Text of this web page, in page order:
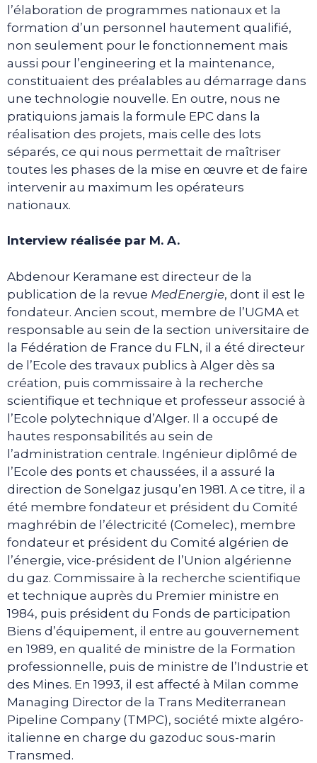
l’élaboration de programmes nationaux et la
formation d’un personnel hautement qualifié,
non seulement pour le fonctionnement mais
aussi pour l’engineering et la maintenance,
constituaient des préalables au démarrage dans
une technologie nouvelle. En outre, nous ne
pratiquions jamais la formule EPC dans la
réalisation des projets, mais celle des lots
séparés, ce qui nous permettait de maîtriser
toutes les phases de la mise en œuvre et de faire
intervenir au maximum les opérateurs
nationaux.
Interview réalisée par M. A.
Abdenour Keramane est directeur de la
publication de la revue MedEnergie, dont il est le
fondateur. Ancien scout, membre de l’UGMA et
responsable au sein de la section universitaire de
la Fédération de France du FLN, il a été directeur
de l’Ecole des travaux publics à Alger dès sa
création, puis commissaire à la recherche
scientifique et technique et professeur associé à
l’Ecole polytechnique d’Alger. Il a occupé de
hautes responsabilités au sein de
l’administration centrale. Ingénieur diplômé de
l’Ecole des ponts et chaussées, il a assuré la
direction de Sonelgaz jusqu’en 1981. A ce titre, il a
été membre fondateur et président du Comité
maghrébin de l’électricité (Comelec), membre
fondateur et président du Comité algérien de
l’énergie, vice-président de l’Union algérienne
du gaz. Commissaire à la recherche scientifique
et technique auprès du Premier ministre en
1984, puis président du Fonds de participation
Biens d’équipement, il entre au gouvernement
en 1989, en qualité de ministre de la Formation
professionnelle, puis de ministre de l’Industrie et
des Mines. En 1993, il est affecté à Milan comme
Managing Director de la Trans Mediterranean
Pipeline Company (TMPC), société mixte algéro-
italienne en charge du gazoduc sous-marin
Transmed.